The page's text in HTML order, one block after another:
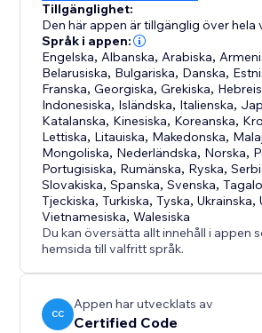
Tillgänglighet:
Den här appen är tillgänglig över hela
Språk i appen:
Engelska, Albanska, Arabiska,
Belarusiska, Bulgariska, Danska,
Franska,Georgiska,Grekiska,
Indonesiska, Isländska, Italienska,
Katalanska, Kinesiska, Koreanska,
Lettiska, Litauiska, Makedonska,
Mongoliska, Nederländska, Norska,
Portugisiska, Rumänska, Ryska,
Slovakiska,Spanska,Svenska,
Tjeckiska,Turkiska,Tyska,Ukrainska,
Vietnamesiska,Walesiska
Du kan översätta allt innehåll i appen
hemsida till valfritt språk.
CC
Appen har utvecklats av
Certified Code